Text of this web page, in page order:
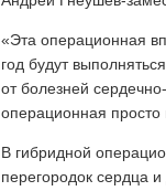
«Эта операционная
год будут
от болезней
операционная просто
В гибридной
перегородок сердца